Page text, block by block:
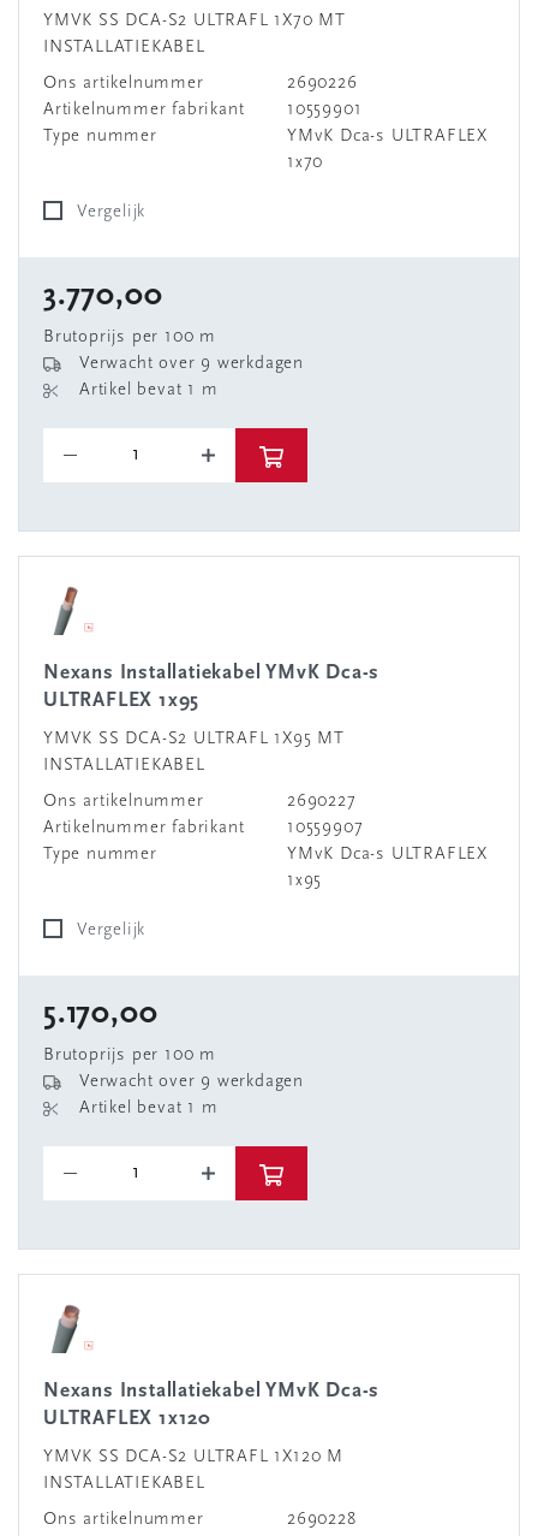
YMVK SS DCA-S2 ULTRAFL 1X70 MT
INSTALLATIEKABEL
Ons artikelnummer
2690226
Artikelnummer fabrikant
10559901
Type nummer
YMvK Dca-s ULTRAFLEX
1x70
Vergelijk
3.770,00
Brutoprijs per 100 m
Verwacht over 9 werkdagen
Artikel bevat 1 m
Nexans Installatiekabel YMvK Dca-s
ULTRAFLEX 1x95
YMVK SS DCA-S2 ULTRAFL 1X95 MT
INSTALLATIEKABEL
Ons artikelnummer
2690227
Artikelnummer fabrikant
10559907
Type nummer
YMvK Dca-s ULTRAFLEX
1x95
Vergelijk
5.170,00
Brutoprijs per 100 m
Verwacht over 9 werkdagen
Artikel bevat 1 m
Nexans Installatiekabel YMvK Dca-s
ULTRAFLEX 1x120
YMVK SS DCA-S2 ULTRAFL 1X120 M
INSTALLATIEKABEL
Ons artikelnummer
2690228